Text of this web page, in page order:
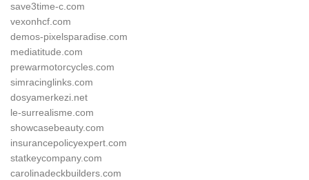
save3time-c.com
vexonhcf.com
demos-pixelsparadise.com
mediatitude.com
prewarmotorcycles.com
simracinglinks.com
dosyamerkezi.net
le-surrealisme.com
showcasebeauty.com
insurancepolicyexpert.com
statkeycompany.com
carolinadeckbuilders.com